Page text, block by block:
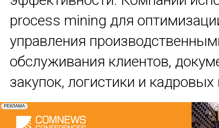
process mining для
управления
обслуживания клиентов,
закупок, логистики и